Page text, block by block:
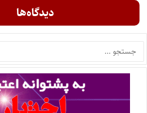
دیدگاه‌ها